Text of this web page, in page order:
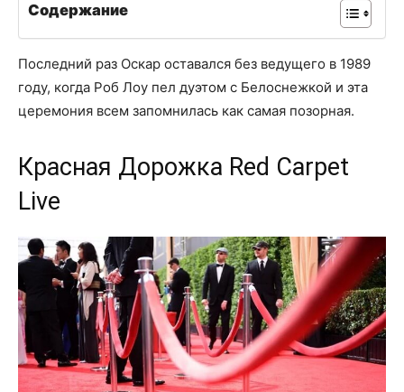
Содержание
Последний раз Оскар оставался без ведущего в 1989
году, когда Роб Лоу пел дуэтом с Белоснежкой и эта
церемония всем запомнилась как самая позорная.
Красная Дорожка Red Carpet
Live